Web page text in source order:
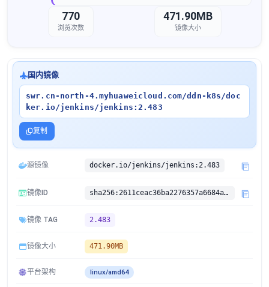
770
浏览次数
471.90MB
镜像大小
国内镜像
swr.cn-north-4.myhuaweicloud.com/ddn-k8s/doc
ker.io/jenkins/jenkins:2.483
复制
源镜像 docker.io/jenkins/jenkins:2.483
镜像ID sha256:2611ceac36ba2276357a6684a398912d3b8014a7527427c35e4559019fc43c93
镜像 TAG 2.483
镜像大小 471.90MB
平台架构 linux/amd64